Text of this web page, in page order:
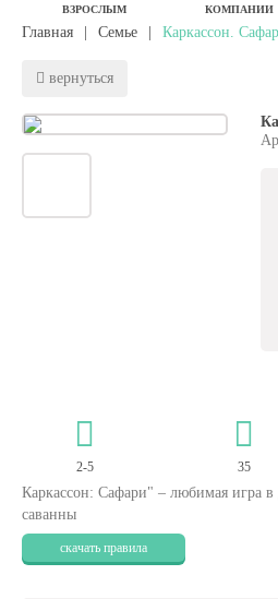
ВЗРОСЛЫМ КОМПАНИИ
Главная Семье Каркассон.
вернуться
2-5 35
Каркассон: Сафари" – любимая игра в
саванны
скачать правила